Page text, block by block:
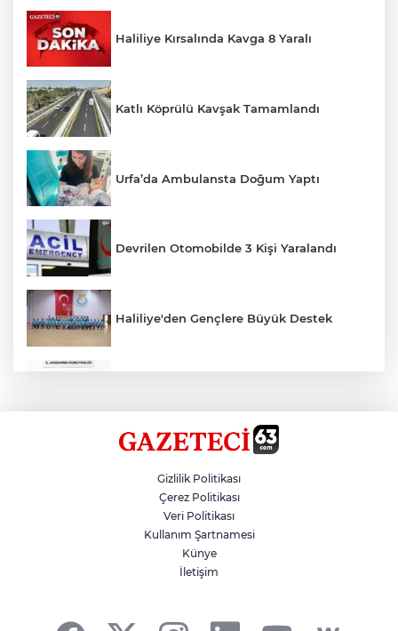
Haliliye Kırsalında Kavga 8 Yaralı
Katlı Köprülü Kavşak Tamamlandı
Urfa’da Ambulansta Doğum Yaptı
Devrilen Otomobilde 3 Kişi Yaralandı
Haliliye'den Gençlere Büyük Destek
Hikmet Başak’tan Ulaşım Çalışması
Atatürk Bulvarında Asfalt Yenileniyor
Gizlilik Politikası
Çerez Politikası
Veri Politikası
Kullanım Şartnamesi
Künye
İletişim